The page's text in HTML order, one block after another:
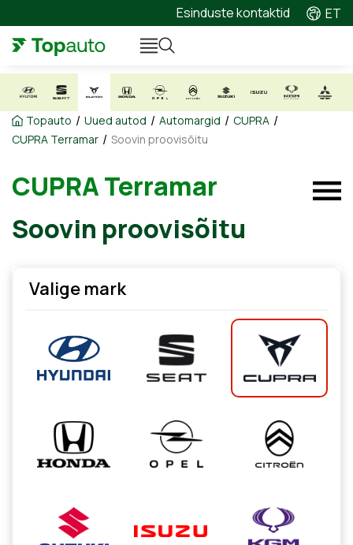
Esinduste kontaktid ET
Topauto / Uued autod / Automargid / CUPRA /
CUPRA Terramar / Soovin proovisõitu
CUPRA Terramar
Soovin proovisõitu
Valige mark